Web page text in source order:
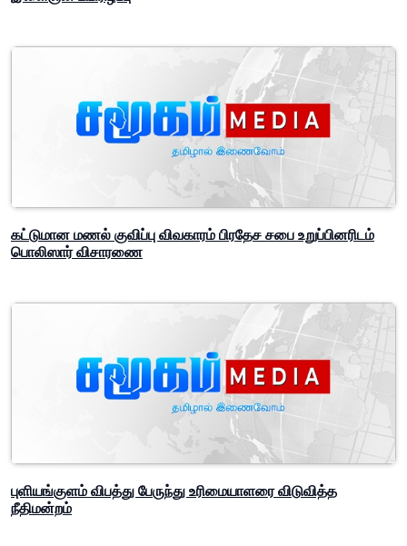
கட்டுமான மணல் குவிப்பு விவகாரம் பிரதேச சபை உறுப்பினரிடம்
பொலிஸார் விசாரணை
புளியங்குளம் விபத்து பேருந்து உரிமையாளரை விடுவித்த
நீதிமன்றம்